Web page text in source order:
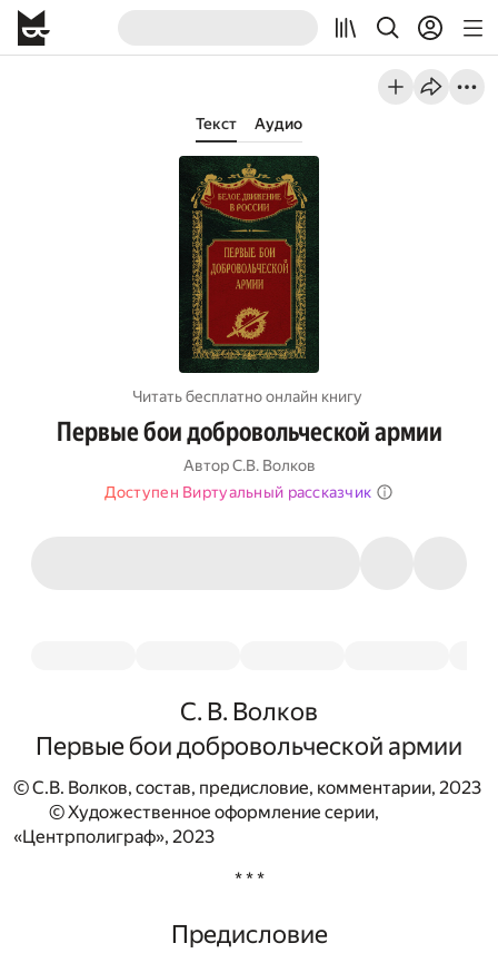
Текст Аудио
Читать бесплатно онлайн книгу
Первые бои добровольческой армии
Автор С.В. Волков
Доступен Виртуальный рассказчик
С. В. Волков
Первые бои добровольческой армии
© С.В. Волков, состав, предисловие, комментарии, 2023
© Художественное оформление серии,
«Центрполиграф», 2023
* * *
Предисловие